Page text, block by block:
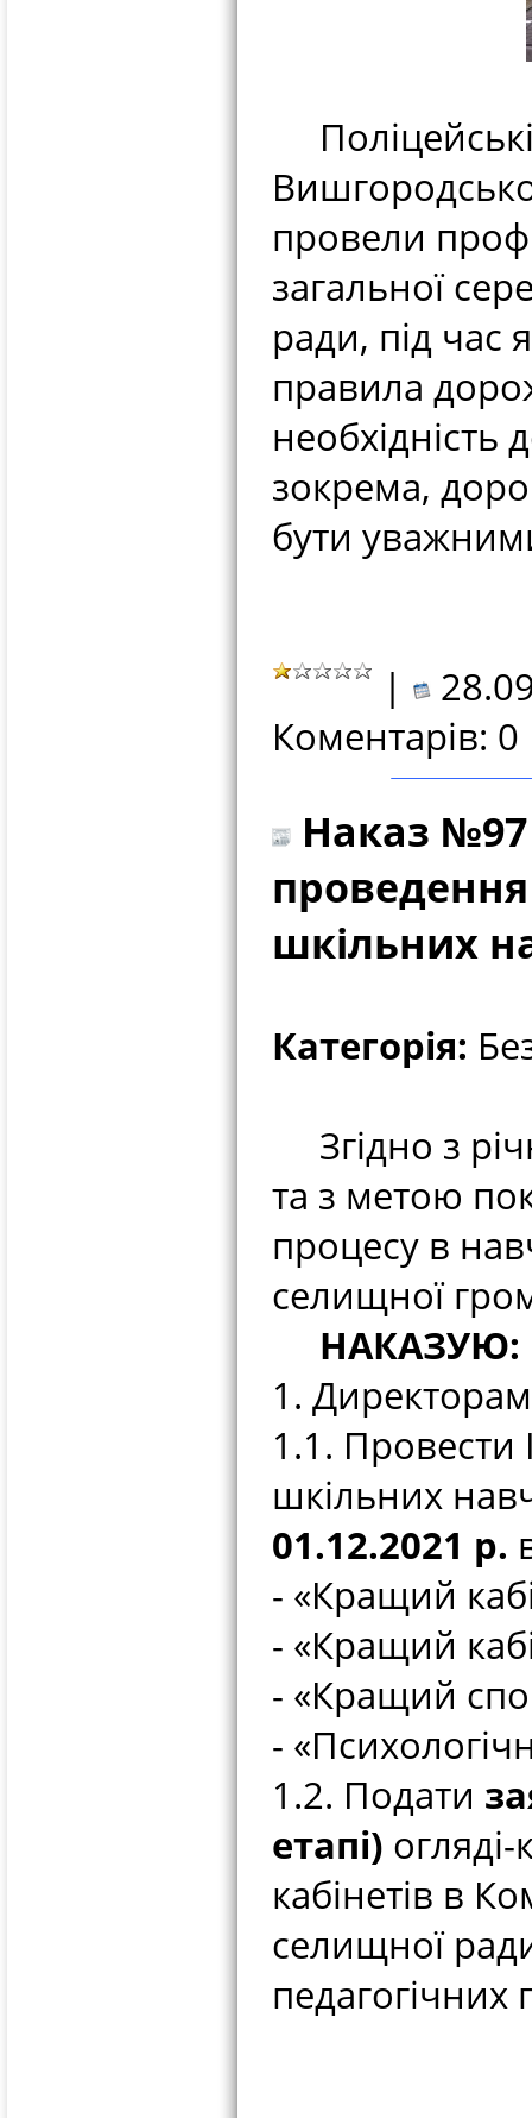
провели
загальної
ради, під час
правила
зокрема,
бути
|
Коментарів:
Наказ №97
проведення
шкільних
Категорія:
Згідно з
та з метою
процесу в
селищної
НАКАЗУЮ:
1.
1.1. Провести
шкільних
01.12.2021 р.
- «Кращий
- «Кращий
- «Кращий
-
1.2. Подати
етапі)
кабінетів в
селищної